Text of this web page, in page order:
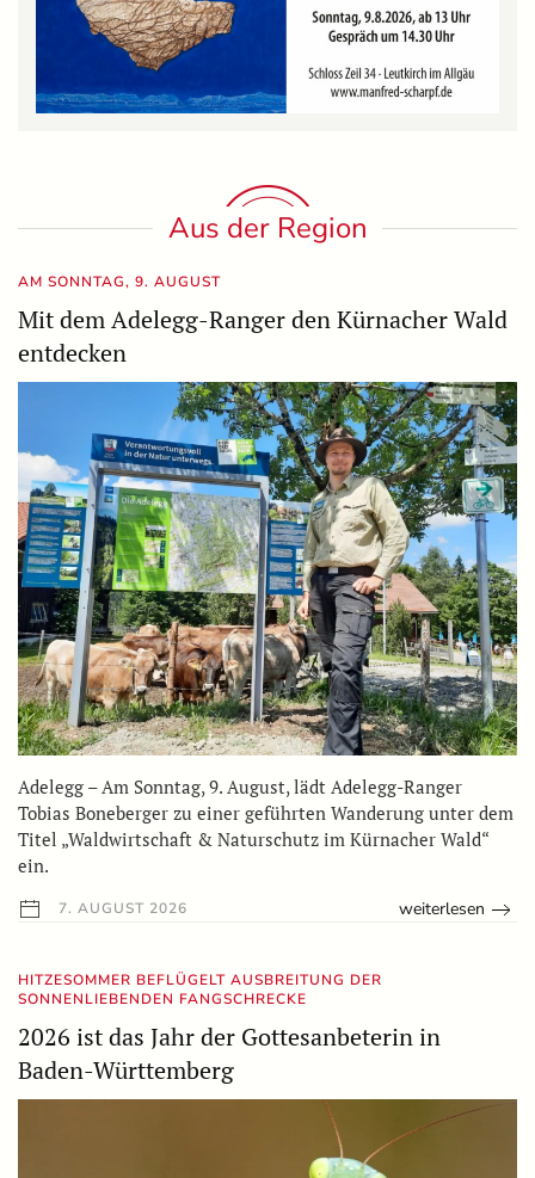
Aus der Region
AM SONNTAG, 9. AUGUST
Mit dem Adelegg-Ranger den Kürnacher Wald
entdecken
Adelegg – Am Sonntag, 9. August, lädt Adelegg-Ranger
Tobias Boneberger zu einer geführten Wanderung unter dem
Titel „Waldwirtschaft & Naturschutz im Kürnacher Wald“
ein.
7. AUGUST 2026 weiterlesen
HITZESOMMER BEFLÜGELT AUSBREITUNG DER
SONNENLIEBENDEN FANGSCHRECKE
2026 ist das Jahr der Gottesanbeterin in
Baden-Württemberg